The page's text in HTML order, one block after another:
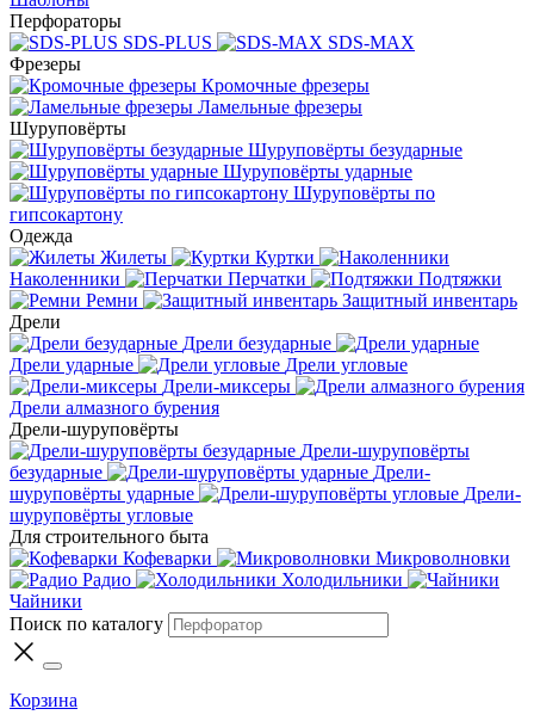
Перфораторы
SDS-PLUS
SDS-MAX
Фрезеры
Кромочные фрезеры
Ламельные фрезеры
Шуруповёрты
Шуруповёрты безударные
Шуруповёрты ударные
Шуруповёрты по
гипсокартону
Одежда
Жилеты
Куртки
Наколенники
Перчатки
Подтяжки
Ремни
Защитный инвентарь
Дрели
Дрели безударные
Дрели ударные
Дрели угловые
Дрели-миксеры
Дрели алмазного бурения
Дрели-шуруповёрты
Дрели-шуруповёрты
безударные
Дрели-
шуруповёрты ударные
Дрели-
шуруповёрты угловые
Для строительного быта
Кофеварки
Микроволновки
Радио
Холодильники
Чайники
Поиск по каталогу
Корзина